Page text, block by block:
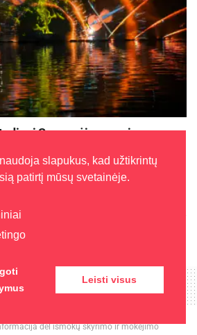
Senvagėje – naujas
dėl išmokų skyrimo ir mokėjimo
slapukus, kad užtikrintų
patirtį mūsų svetainėje.
Leisti visus